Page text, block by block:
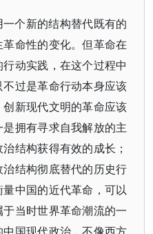
个新的结构替代既有的
命性的变化。但革命在
动实践，在这个过程中
过是革命行动本身应该
新现代文明的革命应该
拥有寻求自我解放的主
结构获得有效的成长；
结构彻底替代的历史行
中国的近代革命，可以
当时世界革命潮流的一